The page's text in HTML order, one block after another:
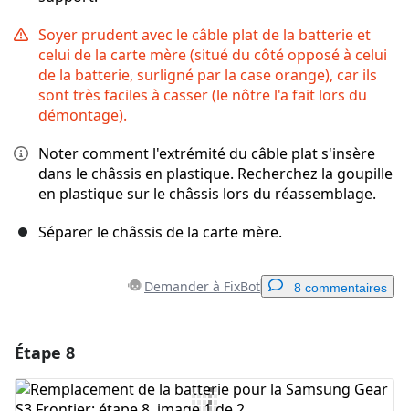
Soyer prudent avec le câble plat de la batterie et
celui de la carte mère (situé du côté opposé à celui
de la batterie, surligné par la case orange), car ils
sont très faciles à casser (le nôtre l'a fait lors du
démontage).
Noter comment l'extrémité du câble plat s'insère
dans le châssis en plastique. Recherchez la goupille
en plastique sur le châssis lors du réassemblage.
Séparer le châssis de la carte mère.
Demander à FixBot 8 commentaires
Ajouter un commentaire
Étape 8